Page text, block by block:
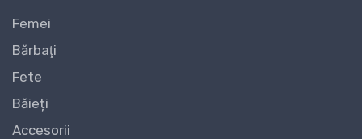
Femei
Bărbaţi
Fete
Băieți
Accesorii